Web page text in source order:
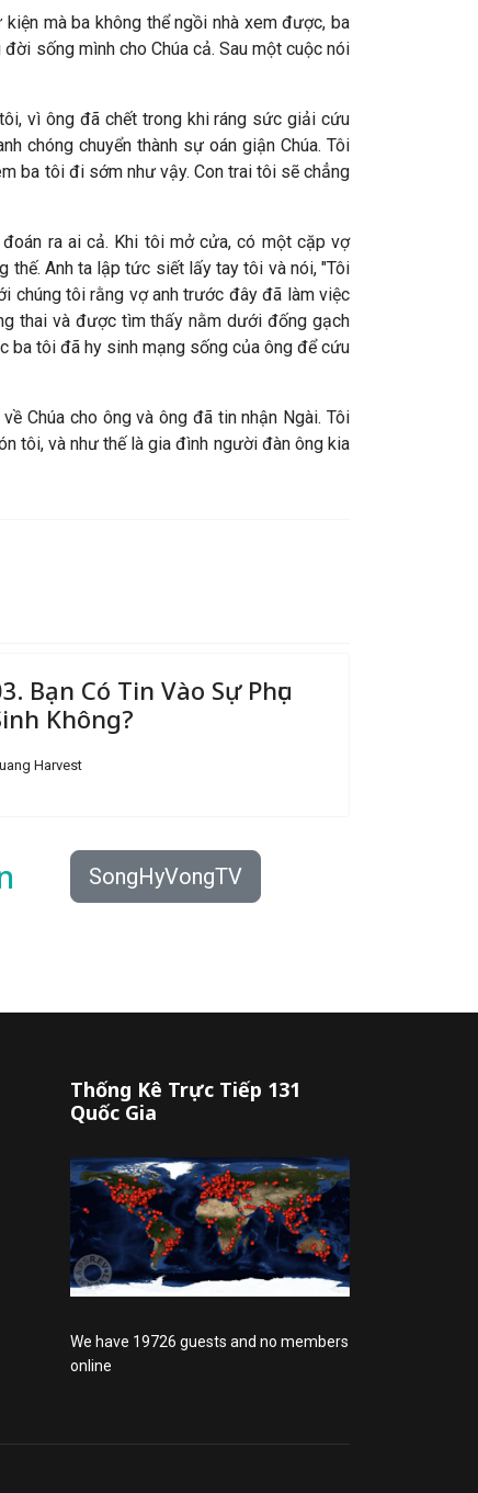
mà ba không thể ngồi nhà xem được, ba
sống mình cho Chúa cả. Sau một cuộc nói
vì ông đã chết trong khi ráng sức giải cứu
chóng chuyển thành sự oán giận Chúa. Tôi
ba tôi đi sớm như vậy. Con trai tôi sẽ chẳng
ra ai cả. Khi tôi mở cửa, có một cặp vợ
thế. Anh ta lập tức siết lấy tay tôi và nói, "Tôi
chúng tôi rằng vợ anh trước đây đã làm việc
thai và được tìm thấy nằm dưới đống gạch
ba tôi đã hy sinh mạng sống của ông để cứu
Chúa cho ông và ông đã tin nhận Ngài. Tôi
tôi, và như thế là gia đình người đàn ông kia
Bạn Có Tin Vào Sự Phục
Không?
Harvest
SongHyVongTV
Thống Kê Trực Tiếp 131
Quốc Gia
We have 19726 guests and no members
online